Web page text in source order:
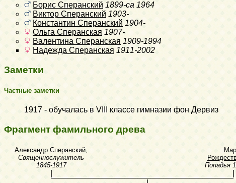
Борис Сперанский 1899-ca 1964
Виктор Сперанский 1903-
Константин Сперанский 1904-
Ольга Сперанская 1907-
Валентина Сперанская 1909-1994
Надежда Сперанская 1911-2002
Заметки
Частные заметки
1917 - обучалась в VIII классе гимназии фон Дервиз
Фрагмент фамильного древа
Александр Сперанский
Священнослужитель
1845-1917
Попадья